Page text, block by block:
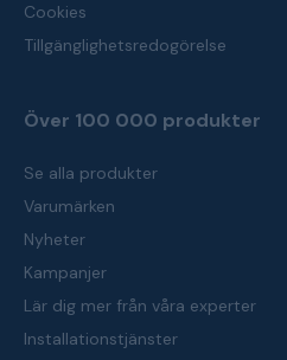
Cookies
Tillgänglighetsredogörelse
Över 100 000 produkter
Se alla produkter
Varumärken
Nyheter
Kampanjer
Lär dig mer från våra experter
Installationstjänster